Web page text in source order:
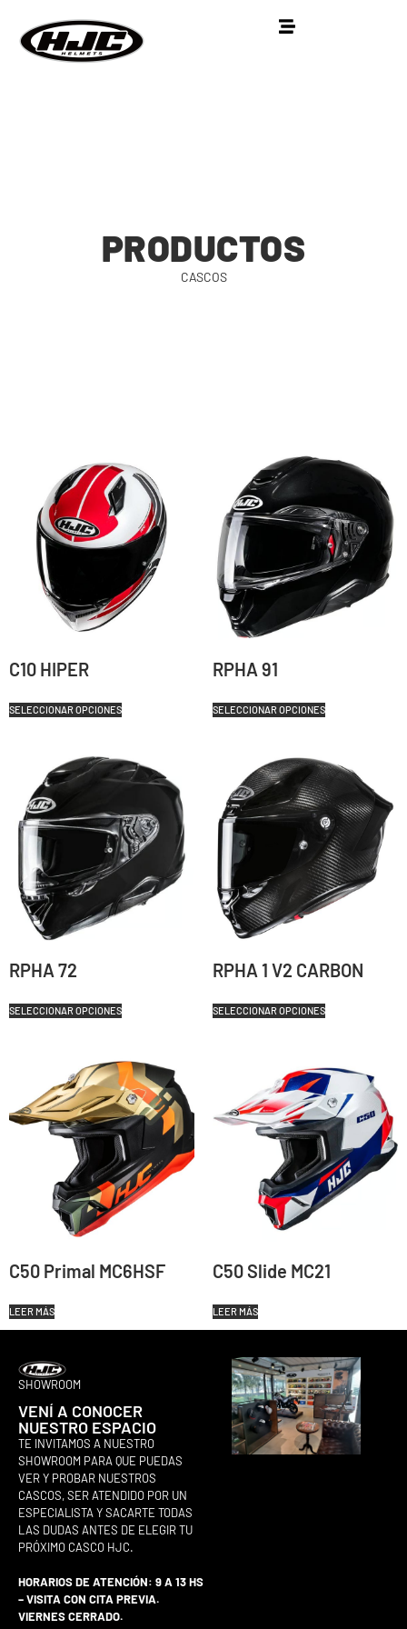
PRODUCTOS
CASCOS
C10 HIPER
SELECCIONAR OPCIONES
RPHA 91
SELECCIONAR OPCIONES
RPHA 72
SELECCIONAR OPCIONES
RPHA 1 V2 CARBON
SELECCIONAR OPCIONES
C50 Primal MC6HSF
LEER MÁS
C50 Slide MC21
LEER MÁS
SHOWROOM
VENÍ A CONOCER
NUESTRO ESPACIO
TE INVITAMOS A NUESTRO
SHOWROOM PARA QUE PUEDAS
VER Y PROBAR NUESTROS
CASCOS, SER ATENDIDO POR UN
ESPECIALISTA Y SACARTE TODAS
LAS DUDAS ANTES DE ELEGIR TU
PRÓXIMO CASCO HJC.
HORARIOS DE ATENCIÓN: 9 A 13 HS
– VISITA CON CITA PREVIA.
VIERNES CERRADO.